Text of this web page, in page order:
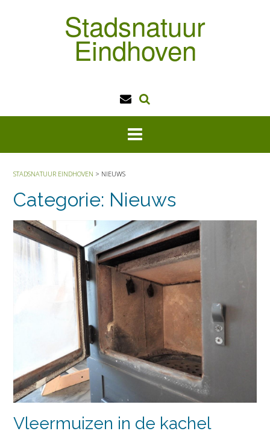
Stadsnatuur
Eindhoven
STADSNATUUR EINDHOVEN > NIEUWS
Categorie: Nieuws
Vleermuizen in de kachel